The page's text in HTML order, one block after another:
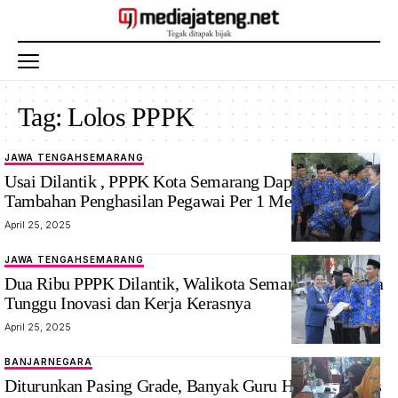
Tag:Lolos PPPK
JAWA TENGAHSEMARANG
Usai Dilantik , PPPK Kota Semarang Dapatkan
Tambahan Penghasilan Pegawai Per 1 Mei Nanti
April 25, 2025
JAWA TENGAHSEMARANG
Dua Ribu PPPK Dilantik, Walikota Semarang Agustina
Tunggu Inovasi dan Kerja Kerasnya
April 25, 2025
BANJARNEGARA
Diturunkan Pasing Grade, Banyak Guru Honorer Lolos